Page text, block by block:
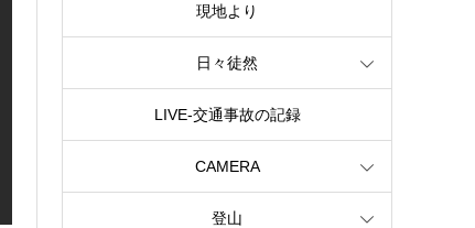
現地より
日々徒然
LIVE‐交通事故の記録
CAMERA
登山